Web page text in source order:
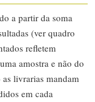
a partir da soma
(ver quadro
refletem
amostra e não do
livrarias mandam
em cada